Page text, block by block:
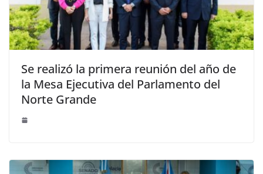
Se realizó la primera reunión del año de
la Mesa Ejecutiva del Parlamento del
Norte Grande